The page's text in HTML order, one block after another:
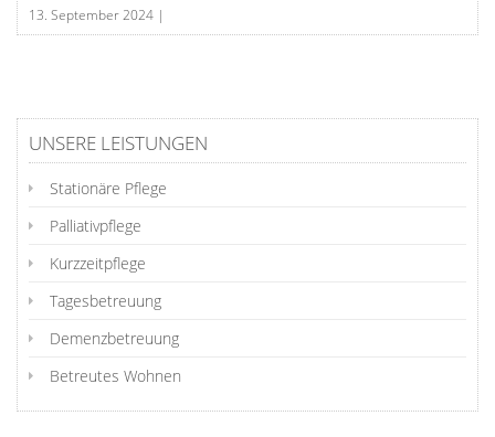
13. September 2024 |
UNSERE LEISTUNGEN
Stationäre Pflege
Palliativpflege
Kurzzeitpflege
Tagesbetreuung
Demenzbetreuung
Betreutes Wohnen